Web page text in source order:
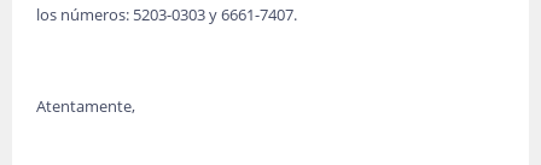
los números: 5203-0303 y 6661-7407.
Atentamente,